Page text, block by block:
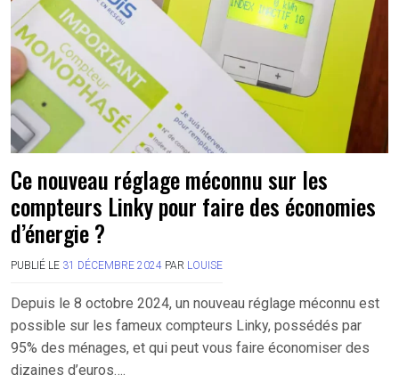
Ce nouveau réglage méconnu sur les
compteurs Linky pour faire des économies
d’énergie ?
PUBLIÉ LE 31 DÉCEMBRE 2024 PAR LOUISE
Depuis le 8 octobre 2024, un nouveau réglage méconnu est
possible sur les fameux compteurs Linky, possédés par
95% des ménages, et qui peut vous faire économiser des
dizaines d’euros….